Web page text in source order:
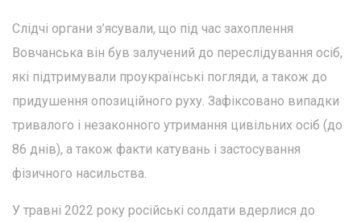
Слідчі органи з’ясували, що під час захоплення
Вовчанська він був залучений до переслідування осіб,
які підтримували проукраїнські погляди, а також до
придушення опозиційного руху. Зафіксовано випадки
тривалого і незаконного утримання цивільних осіб (до
86 днів), а також факти катувань і застосування
фізичного насильства.
У травні 2022 року російські солдати вдерлися до